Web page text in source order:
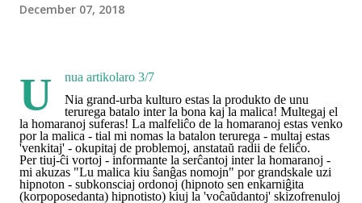
December 07, 2018
Unua artikolaro 3/7
Nia grand-urba kulturo estas la produkto de unu
terurega batalo inter la bona kaj la malica! Multegaj el
la homaranoj suferas! La malfeliĉo de la homaranoj estas venko
por la malica - tial mi nomas la batalon terurega - multaj estas
'venkitaj' - okupitaj de problemoj, anstataŭ radii de feliĉo.
Per tiuj-ĉi vortoj - informante la serĉantoj inter la homaranoj -
mi akuzas "Lu malica kiu ŝanĝas nomojn" por grandskale uzi
hipnoton - subkonsciaj ordonoj (hipnoto sen enkarniĝita
(korpoposedanta) hipnotisto) kiuj la 'voĉaŭdantoj' skizofrenuloj